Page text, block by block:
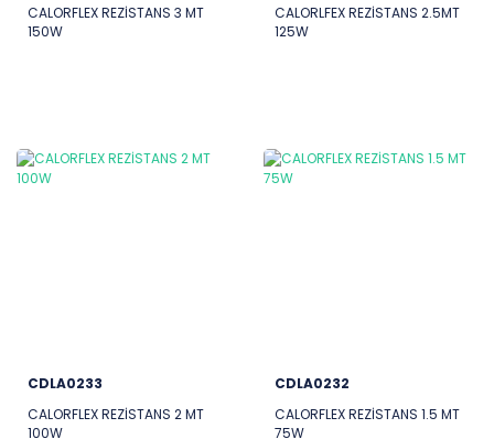
CALORFLEX REZİSTANS 3 MT
150W
CALORLFEX REZİSTANS 2.5MT
125W
CDLA0233
CALORFLEX REZİSTANS 2 MT
100W
CDLA0232
CALORFLEX REZİSTANS 1.5 MT
75W